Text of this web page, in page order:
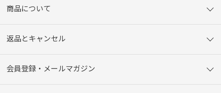
商品について
返品とキャンセル
会員登録・メールマガジン